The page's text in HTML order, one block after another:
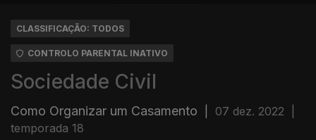
CLASSIFICAÇÃO: TODOS
CONTROLO PARENTAL INATIVO
Sociedade Civil
Como Organizar um Casamento 07 dez. 2022
temporada 18